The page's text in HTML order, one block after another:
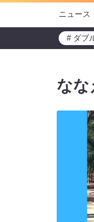
ニュース
# ダブ
なな